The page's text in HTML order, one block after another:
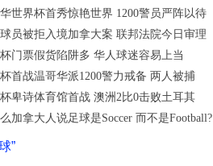
世界杯首秀惊艳世界 1200警员严阵以待
员被拒入境加拿大案 联邦法院今日审理
门票假货陷阱多 华人球迷容易上当
首战温哥华派1200警力戒备 两人被捕
卑诗体育馆首战 澳洲2比0击败土耳其
加拿大人说足球是Soccer 而不是Football?
”